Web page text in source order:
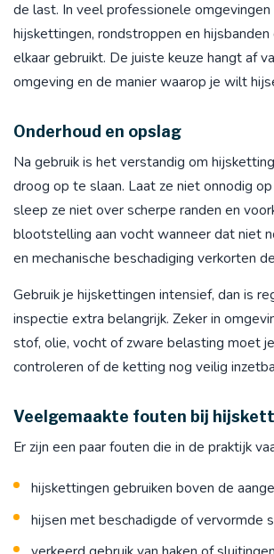
de last. In veel professionele
hijskettingen, rondstroppen en hijsbanden
elkaar gebruikt. De juiste keuze hangt af
omgeving en de manier waarop je wilt
Onderhoud en opslag
Na gebruik is het verstandig om
droog op te slaan. Laat ze niet onnodig
sleep ze niet over scherpe randen en
blootstelling aan vocht wanneer dat niet
en mechanische beschadiging verkorten
Gebruik je hijskettingen intensief, dan is
inspectie extra belangrijk. Zeker in
stof, olie, vocht of zware belasting moet
controleren of de ketting nog veilig
Veelgemaakte fouten bij
Er zijn een paar fouten die in de praktijk
hijskettingen gebruiken boven de
hijsen met beschadigde of vervormde